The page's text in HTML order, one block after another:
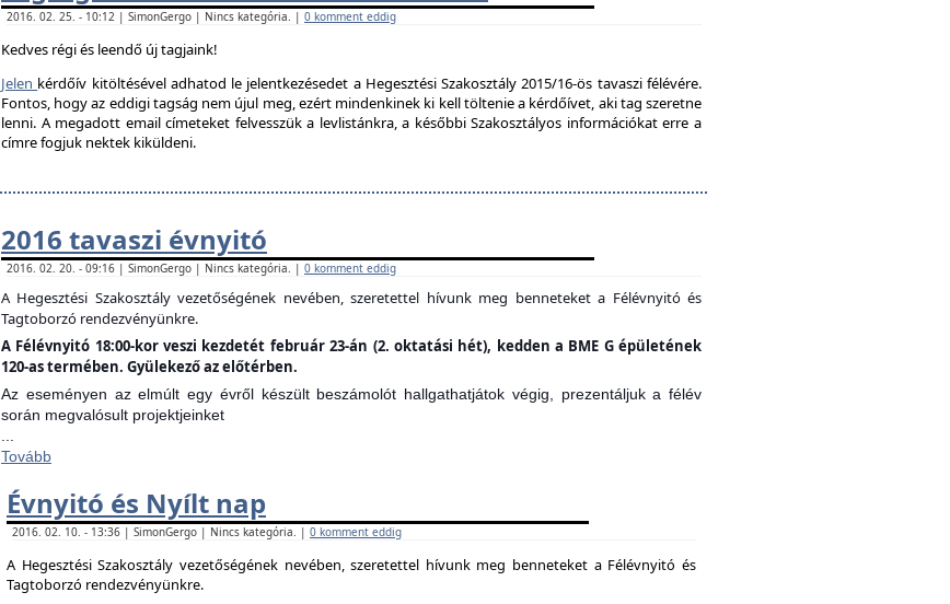
2016. 02. 25. - 10:12 | SimonGergo | Nincs kategória. | 0 komment eddig
Kedves régi és leendő új tagjaink!
Jelen kérdőív kitöltésével adhatod le jelentkezésedet a Hegesztési Szakosztály 2015/16-ös tavaszi félévére.
Fontos, hogy az eddigi tagság nem újul meg, ezért mindenkinek ki kell töltenie a kérdőívet, aki tag szeretne
lenni. A megadott email címeteket felvesszük a levlistánkra, a későbbi Szakosztályos információkat erre a
címre fogjuk nektek kiküldeni.
2016 tavaszi évnyitó
2016. 02. 20. - 09:16 | SimonGergo | Nincs kategória. | 0 komment eddig
A Hegesztési Szakosztály vezetőségének nevében, szeretettel hívunk meg benneteket a Félévnyitó és
Tagtoborzó rendezvényünkre.
A Félévnyitó 18:00-kor veszi kezdetét február 23-án (2. oktatási hét), kedden a BME G épületének
120-as termében. Gyülekező az előtérben.
Az eseményen az elmúlt egy évről készült beszámolót hallgathatjátok végig, prezentáljuk a félév
során megvalósult projektjeinket
Tovább
Évnyitó és Nyílt nap
2016. 02. 10. - 13:36 | SimonGergo | Nincs kategória. | 0 komment eddig
A Hegesztési Szakosztály vezetőségének nevében, szeretettel hívunk meg benneteket a Félévnyitó és
Tagtoborzó rendezvényünkre.